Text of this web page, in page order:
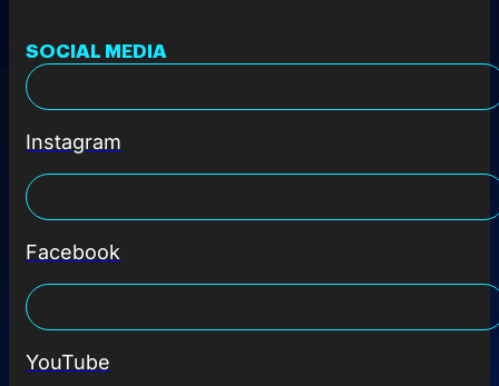
SOCIAL MEDIA
Instagram
Facebook
YouTube